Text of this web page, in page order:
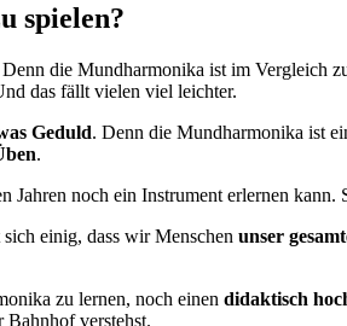
spielen?
Denn die Mundharmonika ist im Vergleich
das fällt vielen viel leichter.
Geduld. Denn die Mundharmonika ist
.
Jahren noch ein Instrument erlernen kann.
einig, dass wir Menschen unser
zu lernen, noch einen didaktisch
Bahnhof verstehst.